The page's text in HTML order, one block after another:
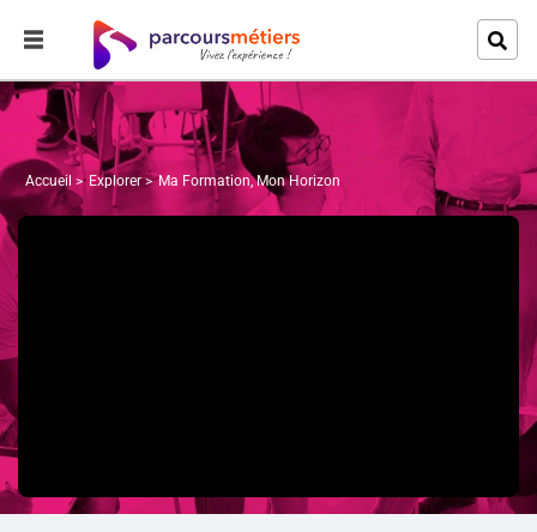
Accueil Explorer Ma Formation, Mon Horizon